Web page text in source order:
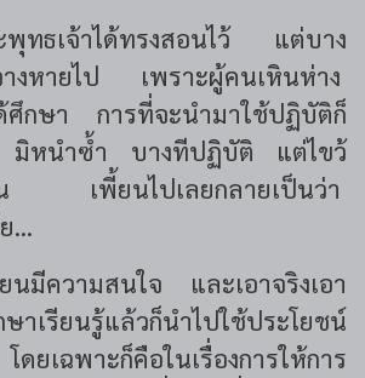
พุทธเจ้าได้ทรงสอนไว้ แต่บาง
างหายไป เพราะผู้คนเหินห่าง
ด้ศึกษา การที่จะนำมาใช้ปฏิบัติก็
มิหนำซ้ำ บางทีปฏิบัติ แต่ไขว้
น เพี้ยนไปเลยกลายเป็นว่า
...
ยนมีความสนใจ และเอาจริงเอา
เรียนรู้แล้วก็นำไปใช้ประโยชน์
ยเฉพาะก็คือในเรื่องการให้การ